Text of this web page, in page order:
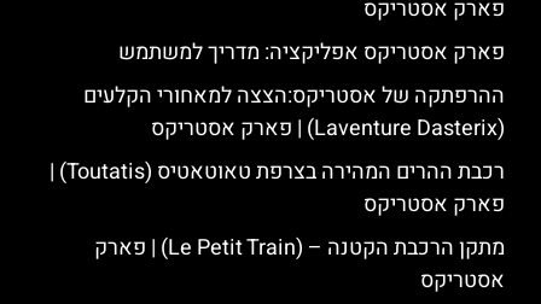
פארק אסטריקס
פארק אסטריקס אפליקציה: מדריך למשתמש
ההרפתקה של אסטריקס:הצצה למאחורי הקלעים
(Laventure Dasterix) | פארק אסטריקס
רכבת ההרים המהירה בצרפת טאוטאטיס (Toutatis) |
פארק אסטריקס
מתקן הרכבת הקטנה – (Le Petit Train) | פארק
אסטריקס